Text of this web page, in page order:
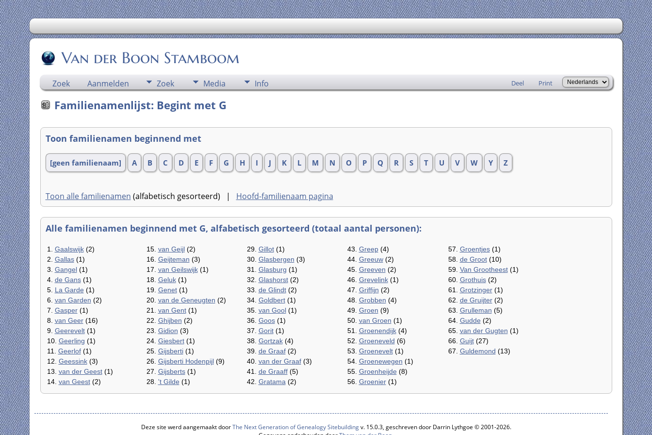
Van der Boon Stamboom
Zoek Aanmelden Zoek Media Info Deel Print
Familienamenlijst: Begint met G
Toon familienamen beginnend met
[geen familienaam] A B C D E F G H I J K L M N O P Q R S T U V W Y Z
Toon alle familienamen (alfabetisch gesorteerd) | Hoofd-familienaam pagina
Alle familienamen beginnend met G, alfabetisch gesorteerd (totaal aantal personen):
1. Gaalswijk(2)
2. Gallas(1)
3. Gangel(1)
4. de Gans(1)
5. La Garde (1)
6. van Garden (2)
7. Gasper(1)
8. van Geer(16)
9. Geerevelt(1)
10. Geerling (1)
11. Geerlof(1)
12. Geessink(3)
13. van der Geest(1)
14. van Geest(2)
15. van Geijl(2)
16. Geijteman (3)
17. van Geilswijk(1)
18. Geluk(1)
19. Genet(1)
20. van de Geneugten (2)
21. van Gent(1)
22. Ghijben (2)
23. Gidion (3)
24. Giesbert(1)
25. Gijsberti(1)
26. Gijsberti Hodenpijl(9)
27. Gijsberts(1)
28. 't Gilde (1)
29. Gillot(1)
30. Glasbergen (3)
31. Glasburg (1)
32. Glashorst(2)
33. de Glindt(2)
34. Goldbert(1)
35. van Gool(1)
36. Goos(1)
37. Gorit(1)
38. Gortzak(4)
39. de Graaf(2)
40. van der Graaf(3)
41. de Graaff(5)
42. Gratama (2)
43. Greep(4)
44. Greeuw(2)
45. Greeven (2)
46. Grevelink(1)
47. Griffijn (2)
48. Grobben (4)
49. Groen (9)
50. van Groen (1)
51. Groenendijk(4)
52. Groeneveld (6)
53. Groenevelt(1)
54. Groenewegen (1)
55. Groenheijde (8)
56. Groenier(1)
57. Groentjes(1)
58. de Groot(10)
59. Van Grootheest(1)
60. Grothuis(2)
61. Grotzinger(1)
62. de Gruijter(2)
63. Grulleman (5)
64. Gudde (2)
65. van der Gugten (1)
66. Guijt(27)
67. Guldemond (13)
Deze site werd aangemaakt doorThe Next Generation of Genealogy Sitebuildingv. 15.0.3, geschreven door Darrin Lythgoe © 2001-2026.